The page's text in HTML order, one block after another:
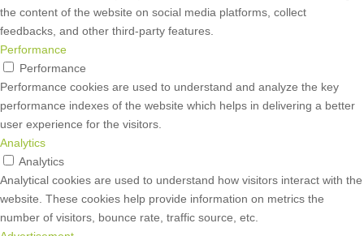
the content of the website on social media platforms, collect
feedbacks, and other third-party features.
Performance
Performance
Performance cookies are used to understand and analyze the key
performance indexes of the website which helps in delivering a better
user experience for the visitors.
Analytics
Analytics
Analytical cookies are used to understand how visitors interact with the
website. These cookies help provide information on metrics the
number of visitors, bounce rate, traffic source, etc.